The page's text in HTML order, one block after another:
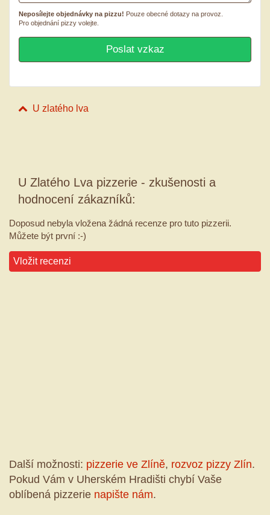
Neposílejte objednávky na pizzu! Pouze obecné dotazy na provoz.
Pro objednání pizzy volejte.
U zlatého lva
U Zlatého Lva pizzerie - zkušenosti a
hodnocení zákazníků:
Doposud nebyla vložena žádná recenze pro tuto pizzerii.
Můžete být první :-)
Vložit recenzi
Další možnosti: pizzerie ve Zlíně, rozvoz pizzy Zlín.
Pokud Vám v Uherském Hradišti chybí Vaše
oblíbená pizzerie napište nám.